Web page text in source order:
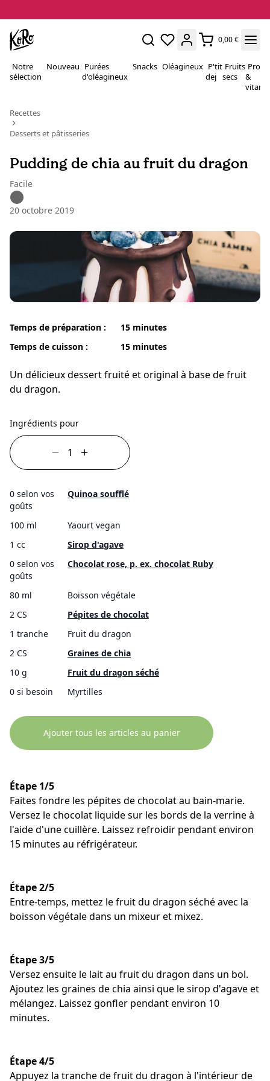
0,00 €
Notre
sélection
Nouveau Purées
d'oléagineux
Snacks Oléagineux P'tit
dej
Fruits
secs
&
Recettes
Desserts et pâtisseries
Pudding de chia au fruit du dragon
Facile
20 octobre 2019
Temps de préparation :
Temps de cuisson :
15 minutes
15 minutes
Un délicieux dessert fruité et original à base de fruit
du dragon.
Ingrédients pour
0 selon vos
goûts
Quinoa soufflé
100 ml
Yaourt vegan
1 cc
Sirop d'agave
0 selon vos
goûts
Chocolat rose, p. ex. chocolat Ruby
80 ml
Boisson végétale
2 CS
Pépites de chocolat
1 tranche
Fruit du dragon
2 CS
Graines de chia
10 g
Fruit du dragon séché
0 si besoin
Myrtilles
Ajouter tous les articles au panier
Étape 1/5
Faites fondre les pépites de chocolat au bain-marie.
Versez le chocolat liquide sur les bords de la verrine à
l'aide d'une cuillère. Laissez refroidir pendant environ
15 minutes au réfrigérateur.
Étape 2/5
Entre-temps, mettez le fruit du dragon séché avec la
boisson végétale dans un mixeur et mixez.
Étape 3/5
Versez ensuite le lait au fruit du dragon dans un bol.
Ajoutez les graines de chia ainsi que le sirop d'agave et
mélangez. Laissez gonfler pendant environ 10
minutes.
Étape 4/5
Appuyez la tranche de fruit du dragon à l'intérieur de